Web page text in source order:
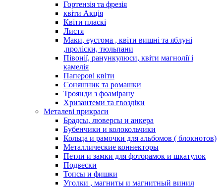
Гортензія та фрезія
квіти Акція
Квіти пласкі
Листя
Маки, еустома , квіти вишні та яблуні
,проліски, тюльпани
Півонії, ранункулюси, квіти магнолії і
камелія
Паперові квіти
Соняшник та ромашки
Троянди з фоамірану
Хризантеми та гвоздіки
Металеві прикраси
Брадсы, люверсы и анкера
Бубенчики и колокольчики
Кольца и рамочки для альбомов ( блокнотов)
Металлические коннекторы
Петли и замки для фоторамок и шкатулок
Подвески
Топсы и фишки
Уголки , магниты и магнитный винил